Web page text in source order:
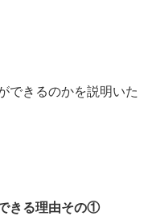
できるのかを説明いた
きる理由その①